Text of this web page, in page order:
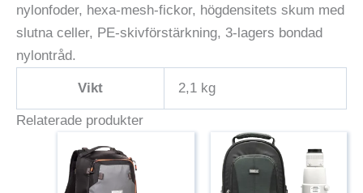
nylonfoder, hexa-mesh-fickor, högdensitets skum med
slutna celler, PE-skivförstärkning, 3-lagers bondad
nylontråd.
Vikt 2,1 kg
Relaterade produkter